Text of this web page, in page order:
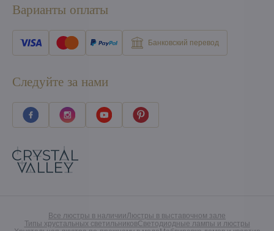
Варианты оплаты
Банковский перевод
Следуйте за нами
Все люстры в наличииЛюстры в выставочном зале
Типы хрустальных светильниковСветодиодные лампы и люстры